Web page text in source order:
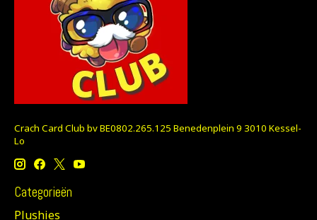
Crach Card Club bv BE0802.265.125 Benedenplein 9 3010 Kessel-
Lo
Categorieën
Plushies